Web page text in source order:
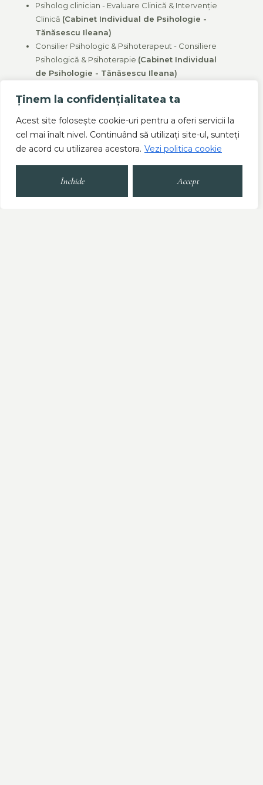
Ținem la confidențialitatea ta
Acest site folosește cookie-uri pentru a oferi servicii la
cel mai înalt nivel. Continuând să utilizați site-ul, sunteți
de acord cu utilizarea acestora. Vezi politica cookie
Închide Accept
Psiholog clinician - Evaluare Clinică & Intervenție
Clinică (Cabinet Individual de Psihologie -
Tănăsescu Ileana)
Consilier Psihologic & Psihoterapeut - Consiliere
Psihologică & Psihoterapie (Cabinet Individual
de Psihologie - Tănăsescu Ileana)
Psihoterapeut(Colaborare cu clinici de
Educație